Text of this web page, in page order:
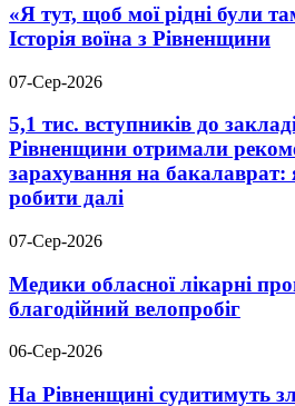
«Я тут, щоб мої рідні були
Історія воїна з Рівненщини
07-Сер-2026
5,1 тис. вступників до
Рівненщини отримали
зарахування на бакалаврат:
робити далі
07-Сер-2026
Медики обласної лікарні
благодійний велопробіг
06-Сер-2026
На Рівненщині судитимуть